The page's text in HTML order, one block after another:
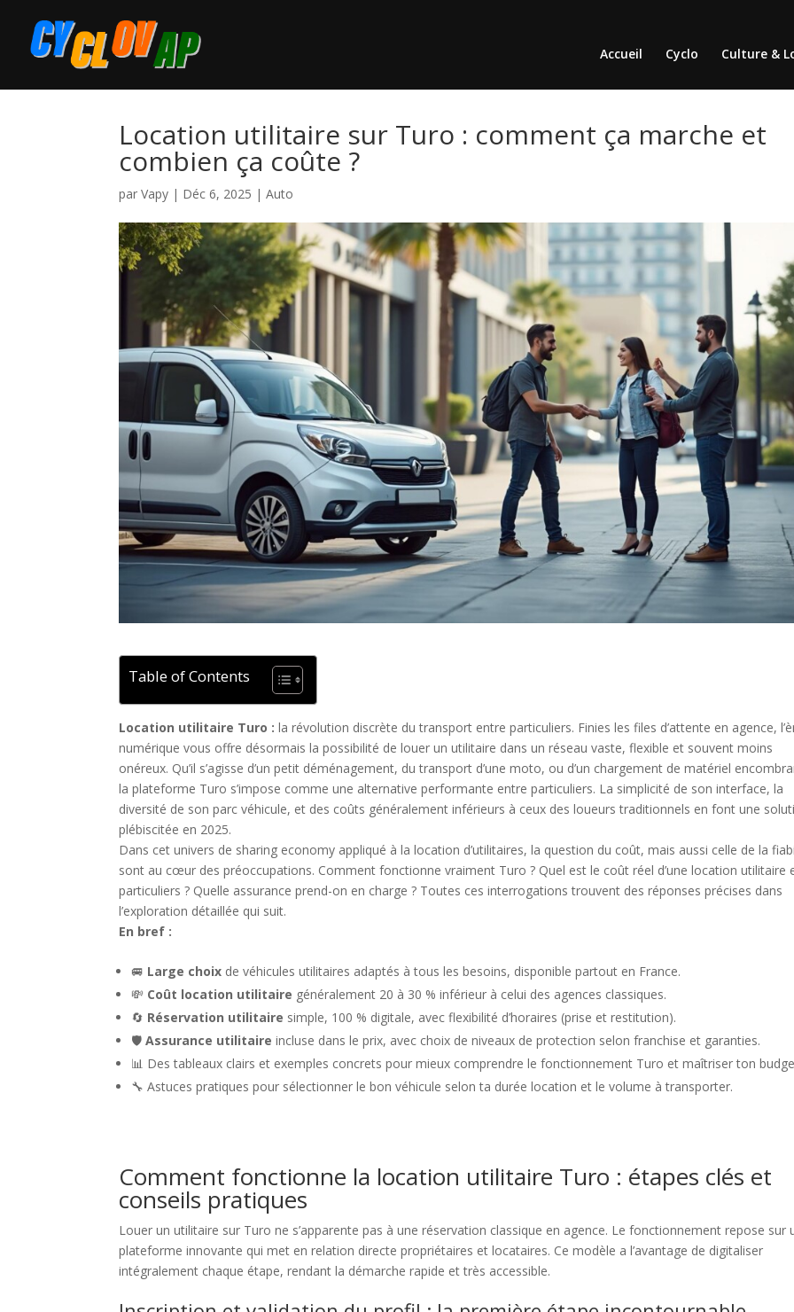
Accueil Cyclo Culture &
Location utilitaire sur Turo : comment ça marche et
combien ça coûte ?
parVapy | Déc 6, 2025 |Auto
Table of Contents
Location utilitaire Turo : la révolution discrète du transport entre particuliers. Finies les files d’attente en agence,
numérique vous offre désormais la possibilité de louer un utilitaire dans un réseau vaste, flexible et souvent moins
onéreux. Qu’il s’agisse d’un petit déménagement, du transport d’une moto, ou d’un chargement de matériel
la plateforme Turo s’impose comme une alternative performante entre particuliers. La simplicité de son interface, la
diversité de son parc véhicule, et des coûts généralement inférieurs à ceux des loueurs traditionnels en font une
plébiscitée en 2025.
Dans cet univers de sharing economy appliqué à la location d’utilitaires, la question du coût, mais aussi celle de la
sont au cœur des préoccupations. Comment fonctionne vraiment Turo ? Quel est le coût réel d’une location utilitaire
particuliers ? Quelle assurance prend-on en charge ? Toutes ces interrogations trouvent des réponses précises dans
l’exploration détaillée qui suit.
En bref :
🚐 Large choix de véhicules utilitaires adaptés à tous les besoins, disponible partout en France.
💸 Coût location utilitaire généralement 20 à 30 % inférieur à celui des agences classiques.
🔄 Réservation utilitaire simple, 100 % digitale, avec flexibilité d’horaires (prise et restitution).
🛡️Assurance utilitaire incluse dans le prix, avec choix de niveaux de protection selon franchise et garanties.
📊 Des tableaux clairs et exemples concrets pour mieux comprendre le fonctionnement Turo et maîtriser ton
🔧 Astuces pratiques pour sélectionner le bon véhicule selon ta durée location et le volume à transporter.
Comment fonctionne la location utilitaire Turo : étapes clés et
conseils pratiques
Louer un utilitaire sur Turo ne s’apparente pas à une réservation classique en agence. Le fonctionnement repose sur
plateforme innovante qui met en relation directe propriétaires et locataires. Ce modèle a l’avantage de digitaliser
intégralement chaque étape, rendant la démarche rapide et très accessible.